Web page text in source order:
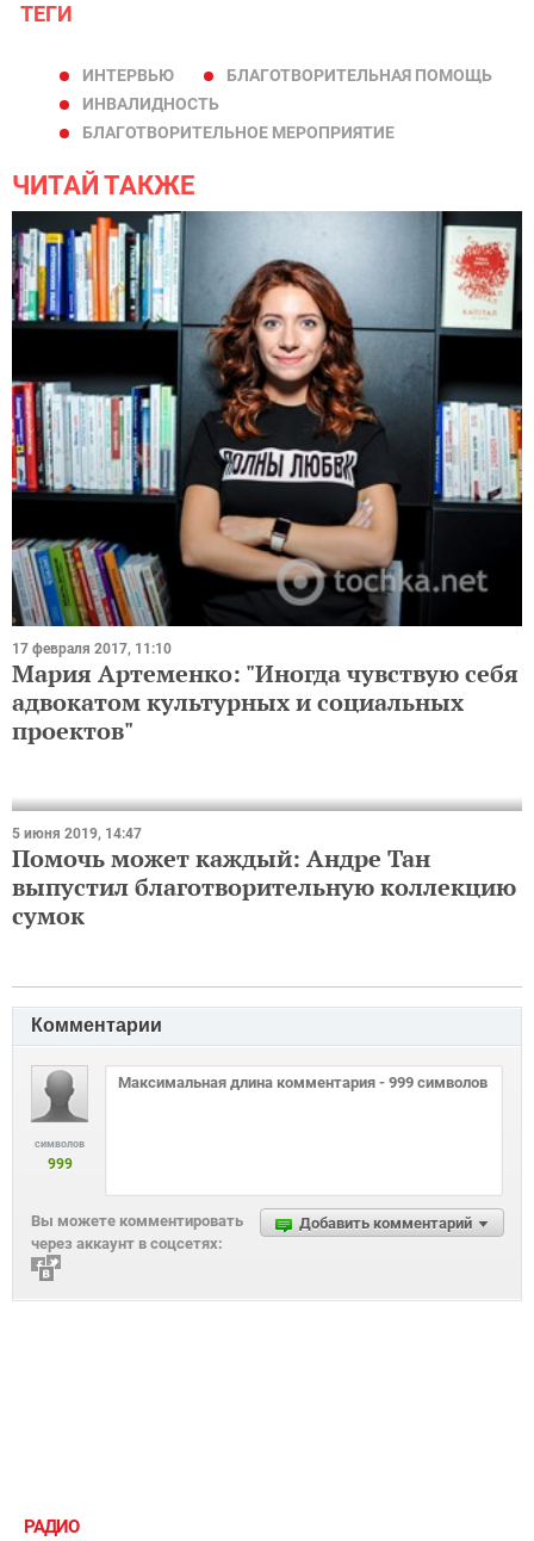
ТЕГИ
ИНТЕРВЬЮ
БЛАГОТВОРИТЕЛЬНАЯ ПОМОЩЬ
ИНВАЛИДНОСТЬ
БЛАГОТВОРИТЕЛЬНОЕ МЕРОПРИЯТИЕ
ЧИТАЙ ТАКЖЕ
17 февраля 2017, 11:10
Мария Артеменко: "Иногда чувствую себя
адвокатом культурных и социальных
проектов"
5 июня 2019, 14:47
Помочь может каждый: Андре Тан
выпустил благотворительную коллекцию
сумок
символов